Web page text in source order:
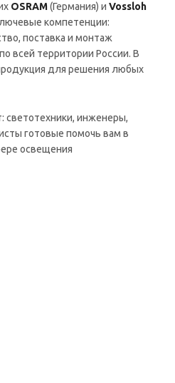
OSRAM(Германия) и Vossloh
компетенции:
поставка и монтаж
всей территории России. В
для решения любых
светотехники, инженеры,
готовые помочь вам в
освещения